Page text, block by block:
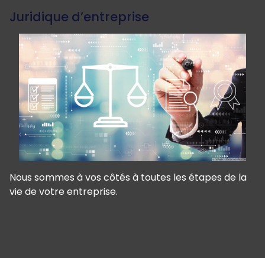
Juridique d’entreprise
Nous sommes à vos côtés à toutes les étapes de la
vie de votre entreprise.